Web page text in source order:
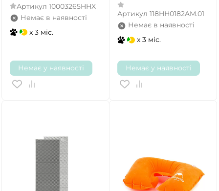
Артикул 10003265HHX
Немає в наявності
x 3 міс.
Немає у наявності
Артикул 118HH0182AM.01
Немає в наявності
x 3 міс.
Немає у наявності